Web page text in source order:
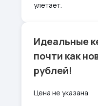
улетает.
Идеальные
почти как
рублей!
Цена не указана